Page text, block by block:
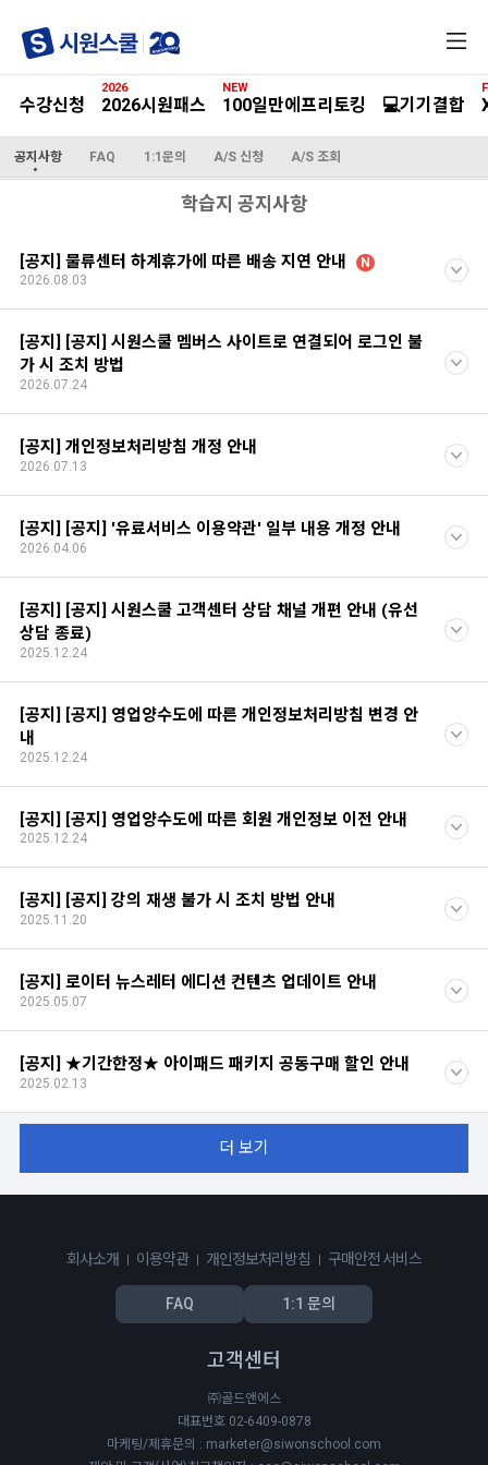
메
수강신청 2026시원패스
2026
100일만에프리토킹
NEW
💻기기결합
공지사항 FAQ 1:1문의 A/S 신청 A/S 조회
학습지 공지사항
[공지] 물류센터 하계휴가에 따른 배송 지연 안내
N
2026.08.03
[공지] [공지] 시원스쿨 멤버스 사이트로 연결되어 로그인 불
가 시 조치 방법
2026.07.24
[공지] 개인정보처리방침 개정 안내
2026.07.13
[공지] [공지] '유료서비스 이용약관' 일부 내용 개정 안내
2026.04.06
[공지] [공지] 시원스쿨 고객센터 상담 채널 개편 안내 (유선
상담 종료)
2025.12.24
[공지] [공지] 영업양수도에 따른 개인정보처리방침 변경 안
내
2025.12.24
[공지] [공지] 영업양수도에 따른 회원 개인정보 이전 안내
2025.12.24
[공지] [공지] 강의 재생 불가 시 조치 방법 안내
2025.11.20
[공지] 로이터 뉴스레터 에디션 컨텐츠 업데이트 안내
2025.05.07
[공지] ★기간한정★ 아이패드 패키지 공동구매 할인 안내
2025.02.13
더 보기
회사소개 이용약관 개인정보처리방침 구매안전 서비스
FAQ 1:1 문의
고객센터
㈜골드앤에스
대표번호 02-6409-0878
마케팅/제휴문의 : marketer@siwonschool.com